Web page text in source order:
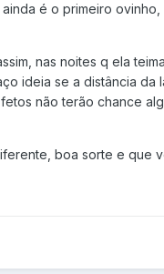
é o primeiro
nas noites q ela
ideia se a distância da
não terão chance
boa sorte e que